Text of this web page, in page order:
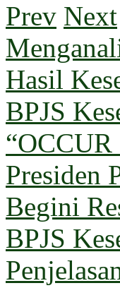
Prev Next
Hasil
BPJS
Presiden
Begini
BPJS